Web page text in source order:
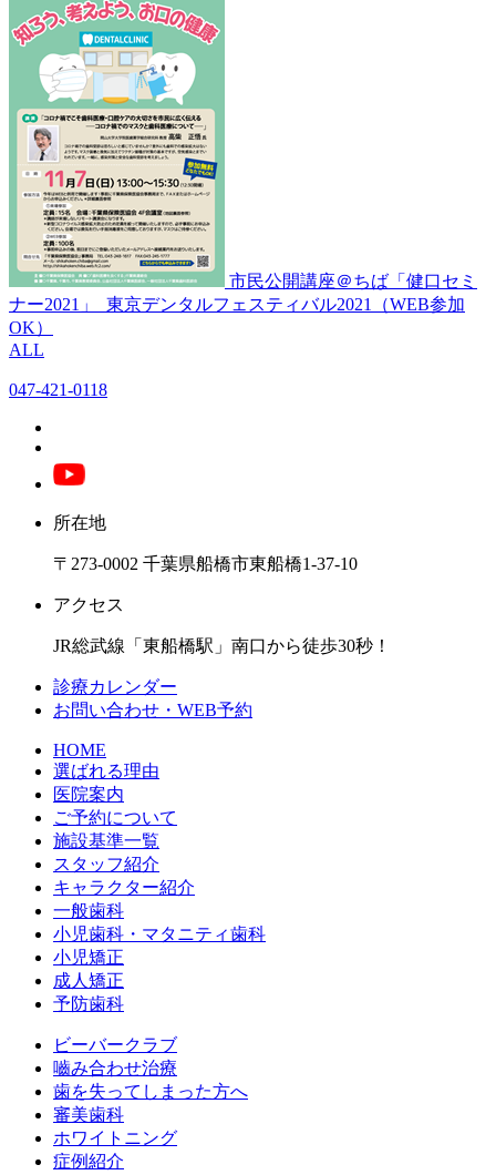
市民公開講座＠ちば「健口セミ
ナー2021」
東京デンタルフェスティバル2021（WEB参加
OK）
ALL
047-421-0118
所在地
〒273-0002 千葉県船橋市東船橋1-37-10
アクセス
JR総武線「東船橋駅」南口から徒歩30秒！
診療カレンダー
お問い合わせ・WEB予約
HOME
選ばれる理由
医院案内
ご予約について
施設基準一覧
スタッフ紹介
キャラクター紹介
一般歯科
小児歯科・マタニティ歯科
小児矯正
成人矯正
予防歯科
ビーバークラブ
嚙み合わせ治療
歯を失ってしまった方へ
審美歯科
ホワイトニング
症例紹介